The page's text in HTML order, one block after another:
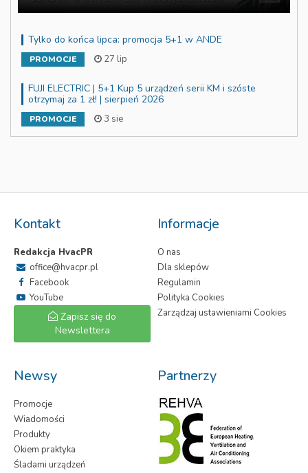
Tylko do końca lipca: promocja 5+1 w ANDE
PROMOCJE 27 lip
FUJI ELECTRIC | 5+1 Kup 5 urządzeń serii KM i szóste
otrzymaj za 1 zł! | sierpień 2026
PROMOCJE 3 sie
Kontakt
Redakcja HvacPR
office@hvacpr.pl
Facebook
YouTube
Zapisz się do
Newslettera
Informacje
O nas
Dla sklepów
Regulamin
Polityka Cookies
Zarządzaj ustawieniami Cookies
Newsy
Promocje
Wiadomości
Produkty
Okiem praktyka
Śladami urządzeń
Partnerzy